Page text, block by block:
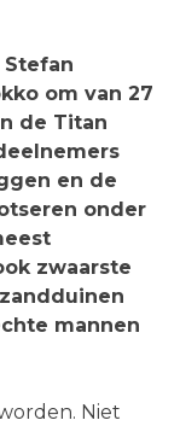
Stefan
om van 27
de Titan
en de
onder
zwaarste
mannen
Niet